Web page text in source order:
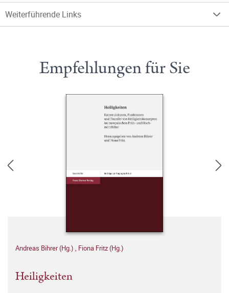
Weiterführende Links
Empfehlungen für Sie
Andreas Bihrer (Hg.) , Fiona Fritz (Hg.)
Heiligkeiten